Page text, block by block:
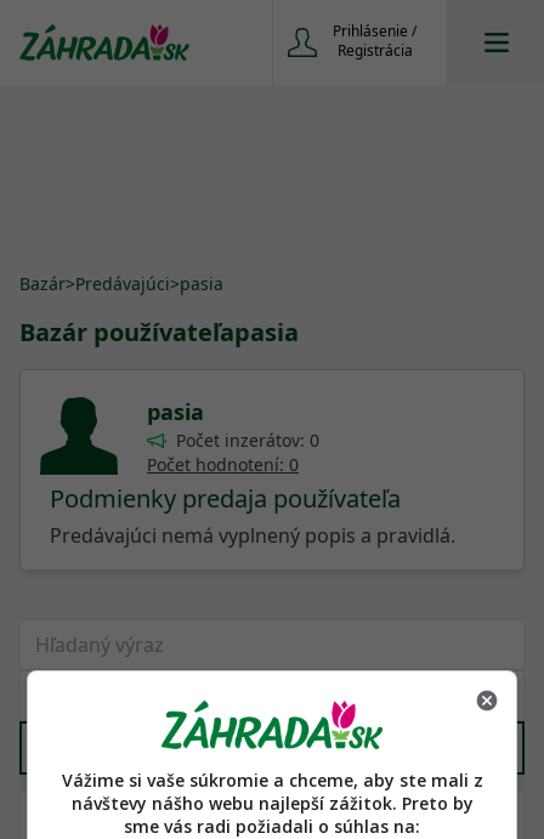
Prihlásenie /
Registrácia
Bazár>Predávajúci>pasia
Bazár používateľapasia
pasia
Počet inzerátov: 0
Počet hodnotení: 0
Podmienky predaja používateľa
Predávajúci nemá vyplnený popis a pravidlá.
Bazény a príslušenstvo
Vážime si vaše súkromie a chceme, aby ste mali z
návštevy nášho webu najlepší zážitok. Preto by
sme vás radi požiadali o súhlas na: